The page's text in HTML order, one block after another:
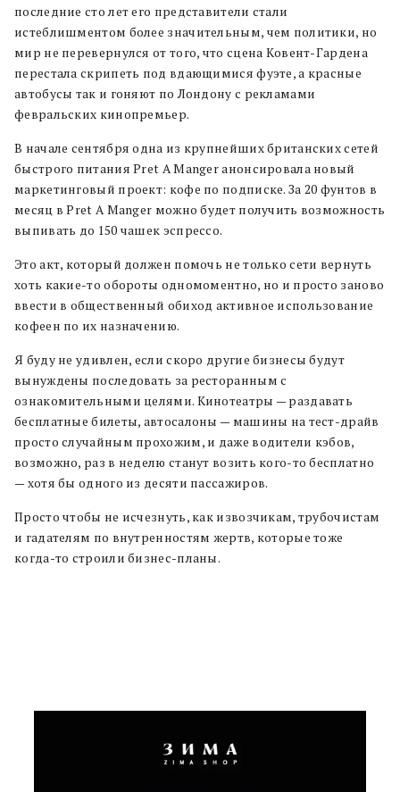
последние сто лет его представители стали
истеблишментом более значительным, чем политики, но
мир не перевернулся от того, что сцена Ковент-Гардена
перестала скрипеть под вдающимися фуэте, а красные
автобусы так и гоняют по Лондону с рекламами
февральских кинопремьер.
В начале сентября одна из крупнейших британских сетей
быстрого питания Pret A Manger анонсировала новый
маркетинговый проект: кофе по подписке. За 20 фунтов в
месяц в Pret A Manger можно будет получить возможность
выпивать до 150 чашек эспрессо.
Это акт, который должен помочь не только сети вернуть
хоть какие-то обороты одномоментно, но и просто заново
ввести в общественный обиход активное использование
кофеен по их назначению.
Я буду не удивлен, если скоро другие бизнесы будут
вынуждены последовать за ресторанным с
ознакомительными целями. Кинотеатры — раздавать
бесплатные билеты, автосалоны — машины на тест-драйв
просто случайным прохожим, и даже водители кэбов,
возможно, раз в неделю станут возить кого-то бесплатно
— хотя бы одного из десяти пассажиров.
Просто чтобы не исчезнуть, как извозчикам, трубочистам
и гадателям по внутренностям жертв, которые тоже
когда-то строили бизнес-планы.